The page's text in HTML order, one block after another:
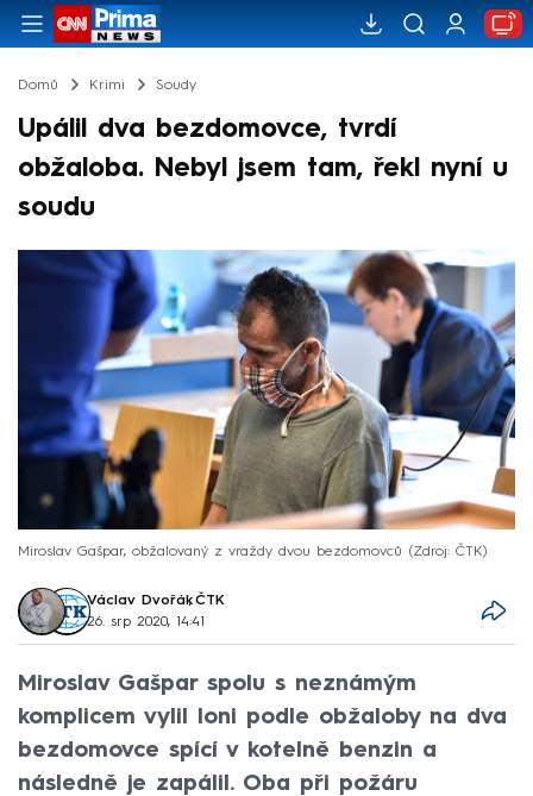
Domů Krimi Soudy
Upálil dva bezdomovce, tvrdí
obžaloba. Nebyl jsem tam, řekl nyní u
soudu
Miroslav Gašpar, obžalovaný z vraždy dvou bezdomovců Zdroj: ČTK
Václav Dvořák, ČTK
26. srp 2020, 14:41
Miroslav Gašpar spolu s neznámým
komplicem vylil loni podle obžaloby na dva
bezdomovce spící v kotelně benzin a
následně je zapálil. Oba při požáru